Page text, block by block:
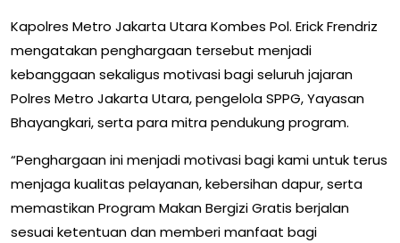
Kapolres Metro Jakarta Utara Kombes Pol. Erick Frendriz
mengatakan penghargaan tersebut menjadi
kebanggaan sekaligus motivasi bagi seluruh jajaran
Polres Metro Jakarta Utara, pengelola SPPG, Yayasan
Bhayangkari, serta para mitra pendukung program.
“Penghargaan ini menjadi motivasi bagi kami untuk terus
menjaga kualitas pelayanan, kebersihan dapur, serta
memastikan Program Makan Bergizi Gratis berjalan
sesuai ketentuan dan memberi manfaat bagi